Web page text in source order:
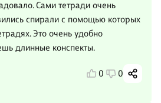
Сами тетради очень
спирали с помощью которых
Это очень удобно
длинные конспекты.
0 0